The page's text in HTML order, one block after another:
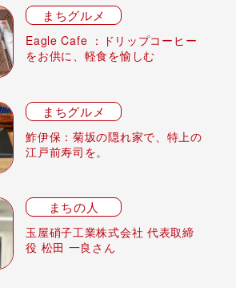
まちグルメ
Eagle Cafe ：ドリップコーヒー
をお供に、軽食を愉しむ
まちグルメ
鮓伊保：菊坂の隠れ家で、特上の
江戸前寿司を。
まちの人
玉屋硝子工業株式会社 代表取締
役 松田 一良さん